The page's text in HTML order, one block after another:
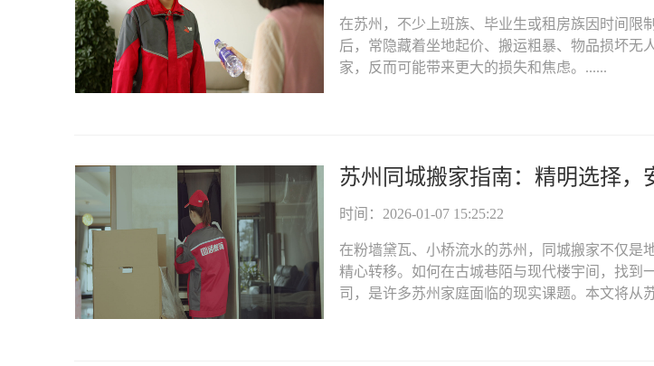
在苏州，不少上班族、毕业生或租房族因时间限
后，常隐藏着坐地起价、搬运粗暴、物品损坏无
家，反而可能带来更大的损失和焦虑。......
苏州同城搬家指南：精明选择，
时间：2026-01-07 15:25:22
在粉墙黛瓦、小桥流水的苏州，同城搬家不仅是
精心转移。如何在古城巷陌与现代楼宇间，找到
司，是许多苏州家庭面临的现实课题。本文将从